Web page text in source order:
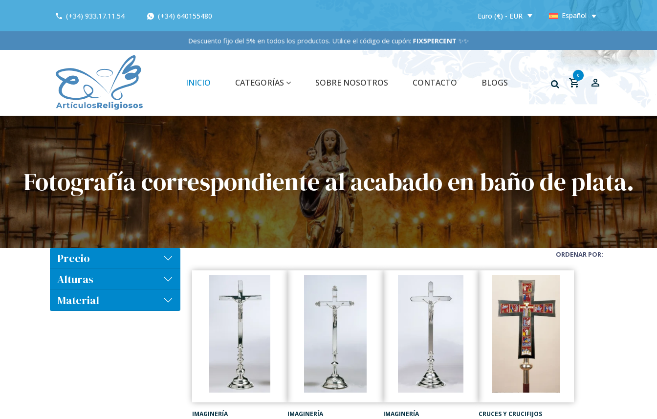
(+34) 933.17.11.54 (+34) 640155480 Euro (€) - EUR Español
Descuento fijo del 5% en todos los productos. Utilice el código de cupón:FIX5PERCENT✨✨
INICIO CATEGORÍAS SOBRE NOSOTROS CONTACTO BLOGS
0
Fotografía correspondiente al acabado en baño de plata.
Precio
Alturas
Material
ORDENAR POR:
IMAGINERÍA IMAGINERÍA IMAGINERÍA CRUCES Y CRUCIFIJOS